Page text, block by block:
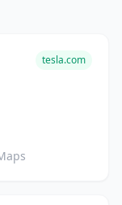
tesla.com